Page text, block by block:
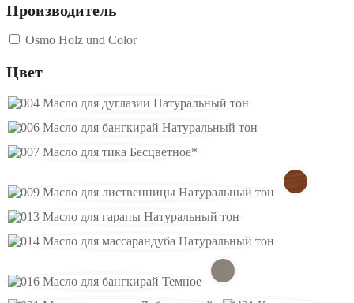
Производитель
Osmo Holz und Color
Цвет